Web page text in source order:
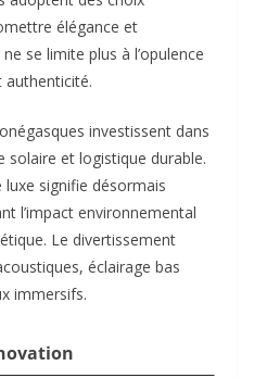
élégance et
se limite plus à l’opulence
authenticité.​
investissent dans
solaire et logistique durable.
signifie désormais
l’impact environnemental
Le divertissement
éclairage bas
immersifs.​